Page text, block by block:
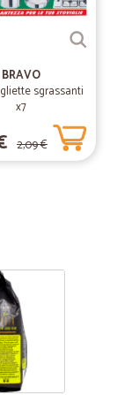
BRAVO
sgrassanti
x7
2,09 €